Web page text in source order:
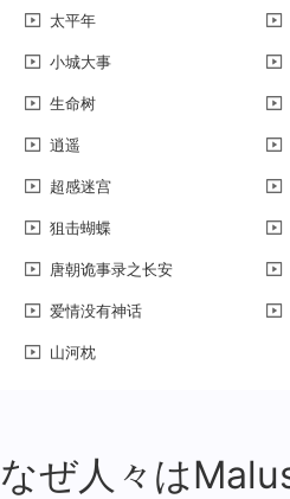
太平年
小城大事
生命树
逍遥
超感迷宫
狙击蝴蝶
唐朝诡事录之长安
爱情没有神话
山河枕
なぜ人々は